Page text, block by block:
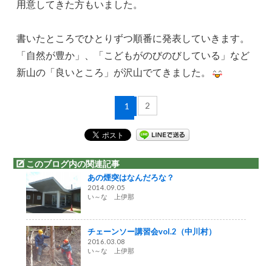
用意してきた方もいました。
書いたところでひとりずつ順番に発表していきます。
「自然が豊か」、「こどもがのびのびしている」など
新山の「良いところ」が沢山でてきました。
1 2
このブログ内の関連記事
あの煙突はなんだろな？
2014.09.05
い～な 上伊那
チェーンソー講習会vol.2（中川村）
2016.03.08
い～な 上伊那